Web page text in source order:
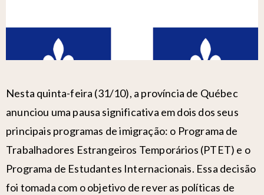
Nesta quinta-feira (31/10), a província de Québec
anunciou uma pausa significativa em dois dos seus
principais programas de imigração: o Programa de
Trabalhadores Estrangeiros Temporários (PTET) e o
Programa de Estudantes Internacionais. Essa decisão
foi tomada com o objetivo de rever as políticas de